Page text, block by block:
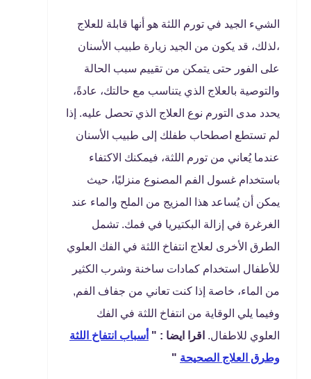
الشيء الجيد في تورم اللثة هو أنها قابلة للعلاج
،لذلك، قد يكون من الجيد زيارة طبيب الأسنان
على الفور حتى يتمكن من تقييم سبب الحالة
والتوصية بالعلاج الذي يتناسب مع حالتك، عادةً،
يحدد مدى التورم نوع العلاج الذي تحصل عليه. إذا
لم تستطع اصطحاب طفلك إلى طبيب الأسنان
عندما يُعاني من تورم اللثة، فيمكنك الاكتفاء
باستخدام غسول الفم المصنوع منزليًا، حيث
يمكن أن يُساعد هذا المزيج من الملح والماء عند
الغرغرة في إزالة البكتيريا في فمك. تشمل
الطرق الأخرى لعلاج انتفاخ اللثة في الفك العلوي
للأطفال استخدام كمادات ساخنة وشرب الكثير
من الماء، خاصة إذا كنت تعاني من جفاف الفم,
وفيما يلي الوقاية من انتفاخ اللثة في الفك
العلوي للاطفال. اقرا ايضا : " أسباب انتفاخ اللثة
وطرق العلاج الصحيحة "